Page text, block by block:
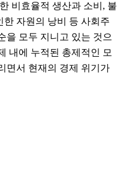
비효율적 생산과 소비, 불
자원의 낭비 등 사회주
을 모두 지니고 있는 것으
내에 누적된 총제적인 모
면서 현재의 경제 위기가